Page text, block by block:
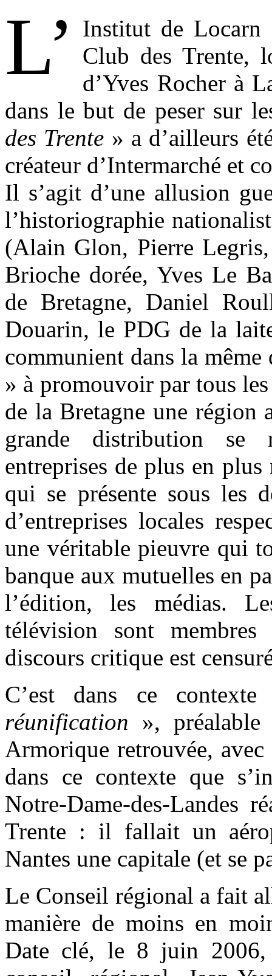
L’
Institut de Locarn
Club des Trente,
d’Yves Rocher à
dans le but de peser sur
des Trente » a d’ailleurs
créateur d’Intermarché et
Il s’agit d’une allusion
l’historiographie
(Alain Glon, Pierre
Brioche dorée, Yves Le
de Bretagne, Daniel
Douarin, le PDG de la
communient dans la même
» à promouvoir par tous
de la Bretagne une région
grande distribution se
entreprises de plus en
qui se présente sous les
d’entreprises locales
une véritable pieuvre qui
banque aux mutuelles en
l’édition, les médias.
télévision sont
discours critique est
C’est dans ce
réunification », préalable
Armorique retrouvée, avec
dans ce contexte que
Notre-Dame-des-Landes
Trente : il fallait un
Nantes une capitale (et se
Le Conseil régional a fait
manière de moins en
Date clé, le 8 juin 2006,